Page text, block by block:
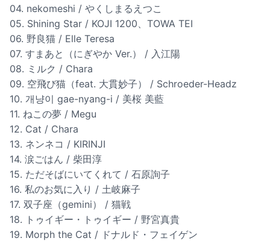
04. nekomeshi / やくしまるえつこ
05. Shining Star / KOJI 1200、TOWA TEI
06. 野良猫 / Elle Teresa
07. すまあと（にぎやか Ver.） / 入江陽
08. ミルク / Chara
09. 空飛び猫（feat. 大貫妙子） / Schroeder-Headz
10. 개냥이 gae-nyang-i / 美桜 美藍
11. ねこの夢 / Megu
12. Cat / Chara
13. ネンネコ / KIRINJI
14. 涙ごはん / 柴田淳
15. ただそばにいてくれて / 石原詢子
16. 私のお気に入り / 土岐麻子
17. 双子座（gemini） / 猫戦
18. トゥイギー・トゥイギー / 野宮真貴
19. Morph the Cat / ドナルド・フェイゲン